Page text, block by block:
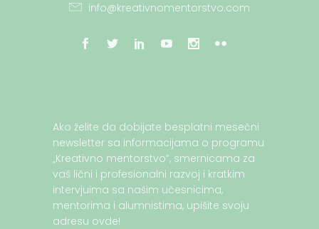
info@kreativnomentorstvo.com
Ako želite da dobijate besplatni mesečni
newsletter sa informacijama o programu
„Kreativno mentorstvo”, smernicama za
vaš lični i profesionalni razvoj i kratkim
intervjuima sa našim učesnicima,
mentorima i alumnistima, upišite svoju
adresu ovde!